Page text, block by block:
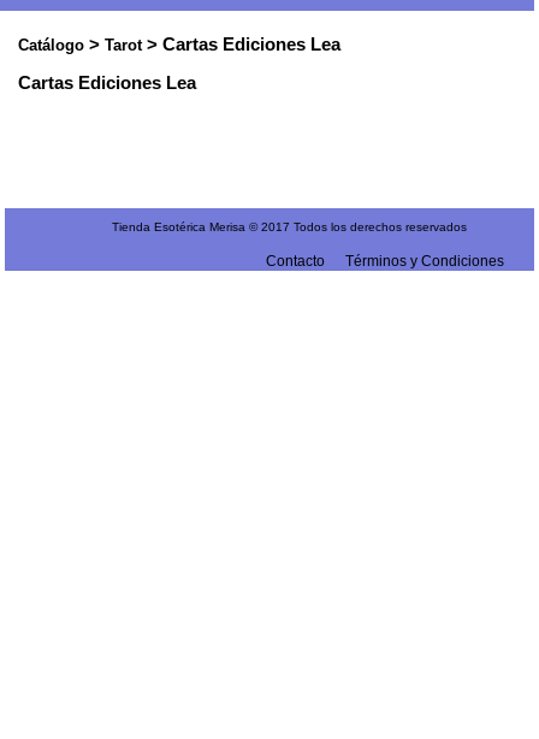
Catálogo > Tarot> Cartas Ediciones Lea
Cartas Ediciones Lea
Tienda Esotérica Merisa © 2017 Todos los derechos reservados
Contacto Términos y Condiciones